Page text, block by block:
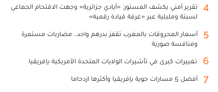
4
تقرير أمني يكشف المستور: «أيادي جزائرية» وجهت الاقتحام الجماعي
لسبتة ومليلية عبر «غرفة قيادة رقمية»
5
أسعار المحروقات بالمغرب تقفز بدرهم واحد.. مضاربات مستمرة
ومنافسة صورية
6 تغييرات كبرى في تأشيرات الولايات المتحدة الأمريكية بإفريقيا
7 أفضل 5 مسارات جوية بإفريقيا وأكثرها ازدحاما